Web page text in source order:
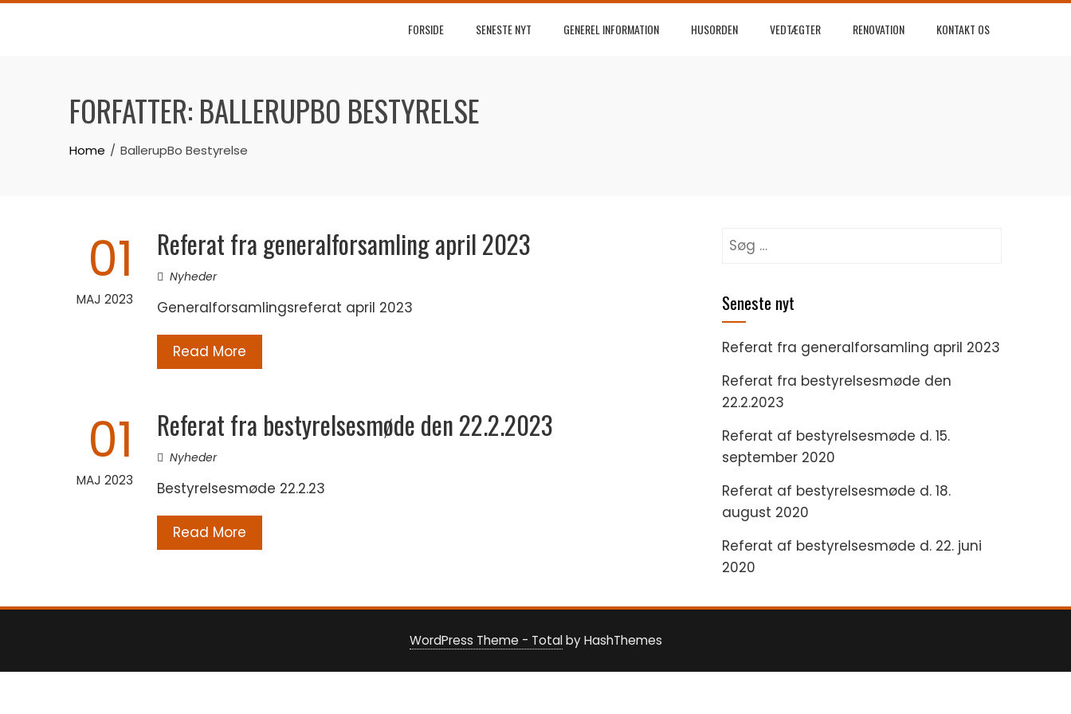
Skip
FORSIDE SENESTE NYT GENEREL INFORMATION HUSORDEN VEDTÆGTER RENOVATION KONTAKT OS
FORFATTER: BALLERUPBO BESTYRELSE
Home BallerupBo Bestyrelse
01
MAJ 2023
Referat fra generalforsamling april 2023
Nyheder
Generalforsamlingsreferat april 2023
Read More
01
MAJ 2023
Referat fra bestyrelsesmøde den 22.2.2023
Nyheder
Bestyrelsesmøde 22.2.23
Read More
Søg
efter:
Seneste nyt
Referat fra generalforsamling april 2023
Referat fra bestyrelsesmøde den
22.2.2023
Referat af bestyrelsesmøde d. 15.
september 2020
Referat af bestyrelsesmøde d. 18.
august 2020
Referat af bestyrelsesmøde d. 22. juni
2020
WordPress Theme - Totalby HashThemes